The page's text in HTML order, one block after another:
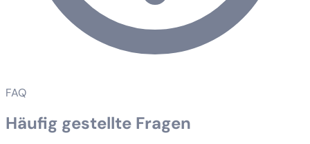
FAQ
Häufig gestellte Fragen